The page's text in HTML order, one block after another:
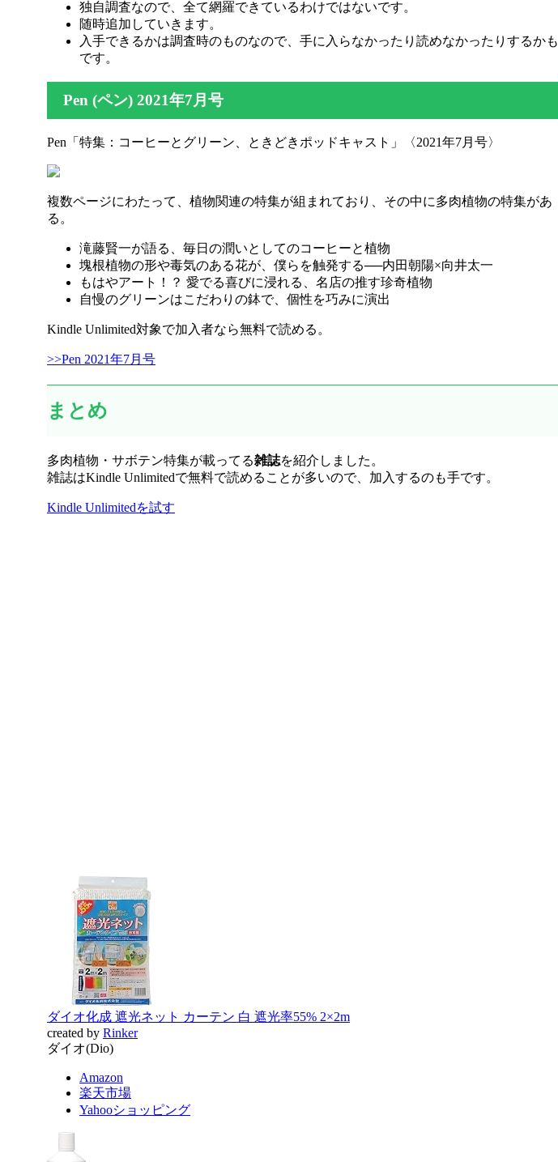
独自調査なので、全て網羅できているわけではないです。
随時追加していきます。
入手できるかは調査時のものなので、手に入らなかったり読めなかったりするかも
です。
Pen (ペン) 2021年7月号
Pen「特集：コーヒーとグリーン、ときどきポッドキャスト」〈2021年7月号〉
複数ページにわたって、植物関連の特集が組まれており、その中に多肉植物の特集があ
る。
滝藤賢一が語る、毎日の潤いとしてのコーヒーと植物
塊根植物の形や毒気のある花が、僕らを触発する──内田朝陽×向井太一
もはやアート！？ 愛でる喜びに浸れる、名店の推す珍奇植物
自慢のグリーンはこだわりの鉢で、個性を巧みに演出
Kindle Unlimited対象で加入者なら無料で読める。
>>Pen 2021年7月号
まとめ
多肉植物・サボテン特集が載ってる雑誌を紹介しました。
雑誌はKindle Unlimitedで無料で読めることが多いので、加入するのも手です。
Kindle Unlimitedを試す
ダイオ化成 遮光ネット カーテン 白 遮光率55% 2×2m
created by Rinker
ダイオ(Dio)
Amazon
楽天市場
Yahooショッピング